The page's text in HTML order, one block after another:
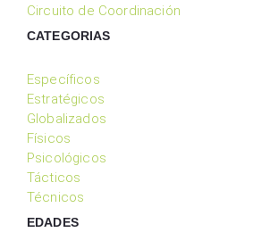
Circuito de Coordinación
CATEGORIAS
Específicos
Estratégicos
Globalizados
Físicos
Psicológicos
Tácticos
Técnicos
EDADES